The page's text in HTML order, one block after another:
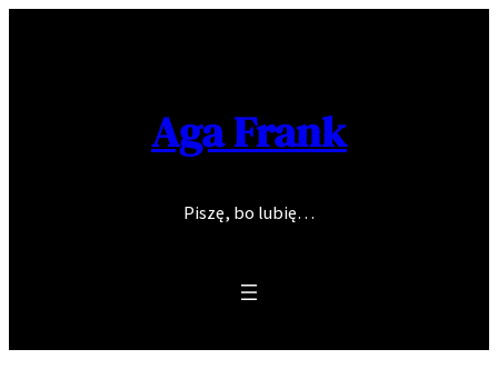
Aga Frank
Piszę, bo lubię…